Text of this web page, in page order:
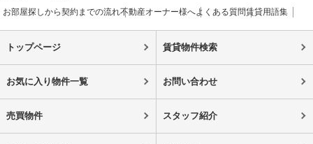
お部屋探しから契約までの流れ不動産オーナー様へよくある質問賃貸用語集
トップページ 賃貸物件検索
お気に入り物件一覧 お問い合わせ
売買物件 スタッフ紹介